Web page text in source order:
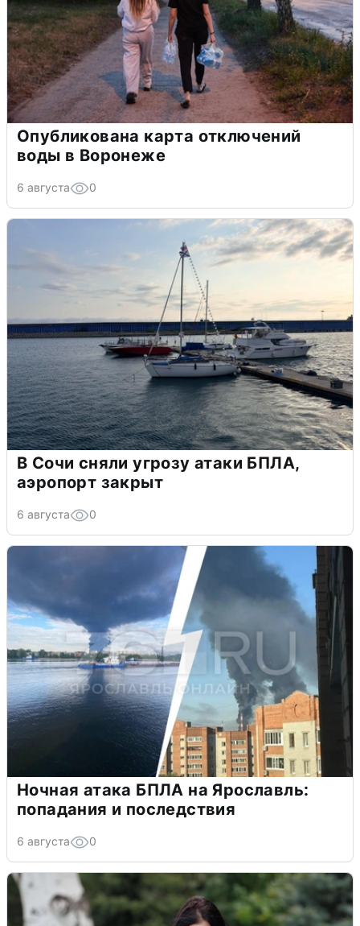
Опубликована карта отключений
воды в Воронеже
6 августа 0
В Сочи сняли угрозу атаки БПЛА,
аэропорт закрыт
6 августа 0
Ночная атака БПЛА на Ярославль:
попадания и последствия
6 августа 0